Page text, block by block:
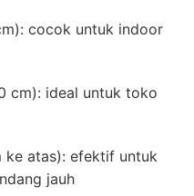
cocok untuk indoor
cm): ideal untuk toko
ke atas): efektif untuk
jauh